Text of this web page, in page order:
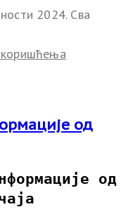
2024. Сва
коришћења
од
од